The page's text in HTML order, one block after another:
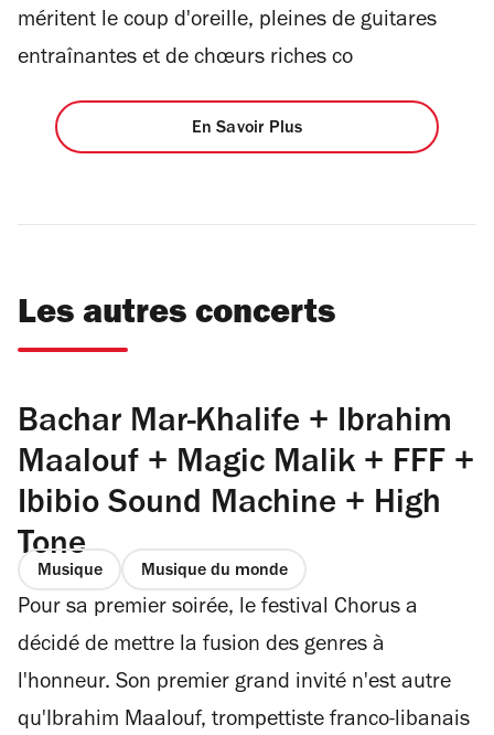
méritent le coup d'oreille, pleines de guitares
entraînantes et de chœurs riches co
En Savoir Plus
Les autres concerts
Bachar Mar-Khalife + Ibrahim
Maalouf + Magic Malik + FFF +
Ibibio Sound Machine + High
Tone
Musique Musique du monde
Pour sa premier soirée, le festival Chorus a
décidé de mettre la fusion des genres à
l'honneur. Son premier grand invité n'est autre
qu'Ibrahim Maalouf, trompettiste franco-libanais